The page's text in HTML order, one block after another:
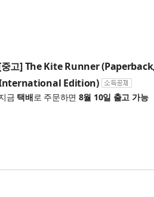
고] The Kite Runner
Edition)
금 택배로 주문하면 8월 10일 출고 가능